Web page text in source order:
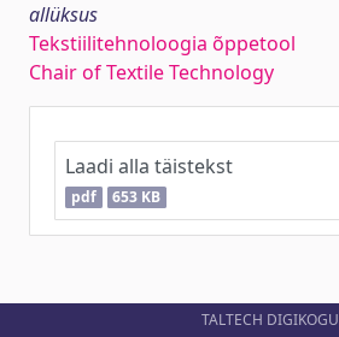
allüksus
Tekstiilitehnoloogia õppetool
Chair of Textile Technology
Laadi alla täistekst
pdf 653 KB
TALTECH DIGIKOGU